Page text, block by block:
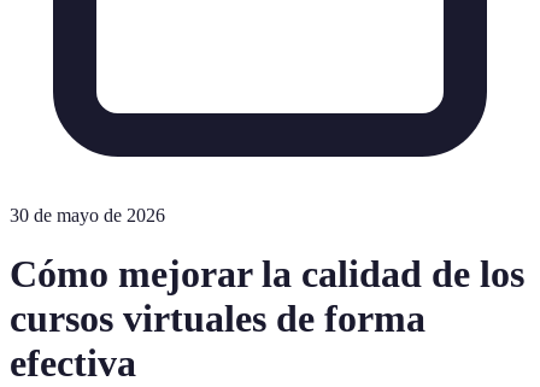
30 de mayo de 2026
Cómo mejorar la calidad de los
cursos virtuales de forma
efectiva